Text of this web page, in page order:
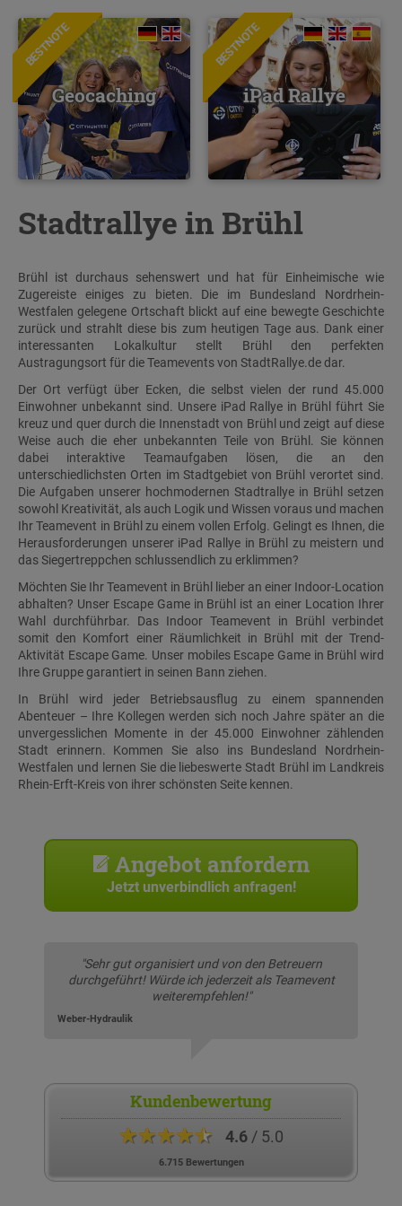
BESTNOTE
Geocaching
BESTNOTE
iPad Rallye
Stadtrallye in Brühl
Brühl ist durchaus sehenswert und hat für Einheimische wie
Zugereiste einiges zu bieten. Die im Bundesland Nordrhein-
Westfalen gelegene Ortschaft blickt auf eine bewegte Geschichte
zurück und strahlt diese bis zum heutigen Tage aus. Dank einer
interessanten Lokalkultur stellt Brühl den perfekten
Austragungsort für die Teamevents von StadtRallye.de dar.
Der Ort verfügt über Ecken, die selbst vielen der rund 45.000
Einwohner unbekannt sind. Unsere iPad Rallye in Brühl führt Sie
kreuz und quer durch die Innenstadt von Brühl und zeigt auf diese
Weise auch die eher unbekannten Teile von Brühl. Sie können
dabei interaktive Teamaufgaben lösen, die an den
unterschiedlichsten Orten im Stadtgebiet von Brühl verortet sind.
Die Aufgaben unserer hochmodernen Stadtrallye in Brühl setzen
sowohl Kreativität, als auch Logik und Wissen voraus und machen
Ihr Teamevent in Brühl zu einem vollen Erfolg. Gelingt es Ihnen, die
Herausforderungen unserer iPad Rallye in Brühl zu meistern und
das Siegertreppchen schlussendlich zu erklimmen?
Möchten Sie Ihr Teamevent in Brühl lieber an einer Indoor-Location
abhalten? Unser Escape Game in Brühl ist an einer Location Ihrer
Wahl durchführbar. Das Indoor Teamevent in Brühl verbindet
somit den Komfort einer Räumlichkeit in Brühl mit der Trend-
Aktivität Escape Game. Unser mobiles Escape Game in Brühl wird
Ihre Gruppe garantiert in seinen Bann ziehen.
In Brühl wird jeder Betriebsausflug zu einem spannenden
Abenteuer – Ihre Kollegen werden sich noch Jahre später an die
unvergesslichen Momente in der 45.000 Einwohner zählenden
Stadt erinnern. Kommen Sie also ins Bundesland Nordrhein-
Westfalen und lernen Sie die liebeswerte Stadt Brühl im Landkreis
Rhein-Erft-Kreis von ihrer schönsten Seite kennen.
Angebot anfordern
Jetzt unverbindlich anfragen!
"Sehr gut organisiert und von den Betreuern
durchgeführt! Würde ich jederzeit als Teamevent
weiterempfehlen!"
Weber-Hydraulik
Kundenbewertung
★★★★★ 4.6/ 5.0
6.715 Bewertungen